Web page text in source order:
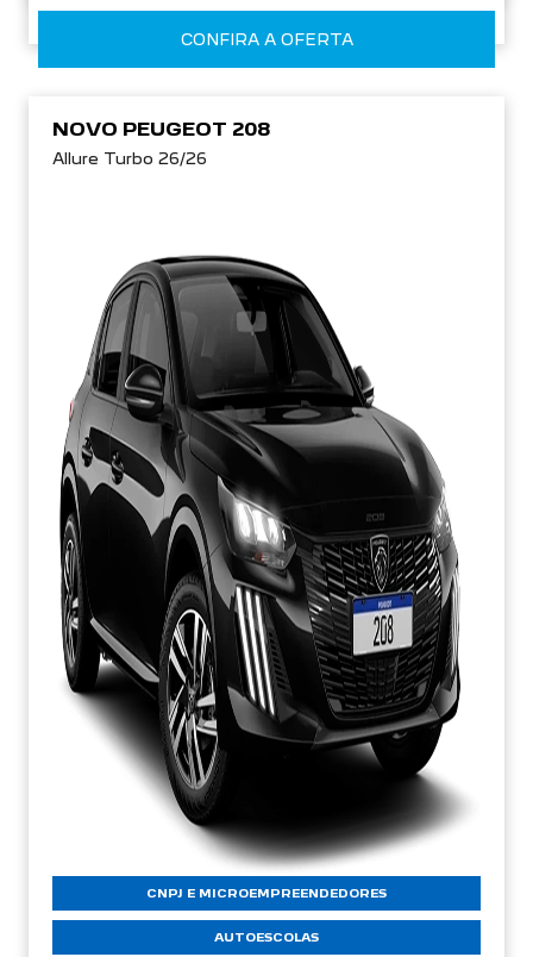
CONFIRA A OFERTA
NOVO PEUGEOT 208
Allure Turbo 26/26
CNPJ E MICROEMPREENDEDORES
AUTOESCOLAS